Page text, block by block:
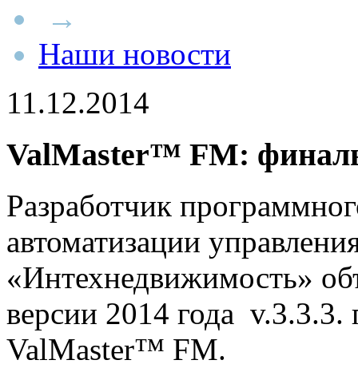
→
Наши новости
11.12.2014
ValMaster™ FM:
Разработчик
автоматизации
«Интехнедвижимость»
версии 2014 года v.3.3.3.
ValMaster™ FM.